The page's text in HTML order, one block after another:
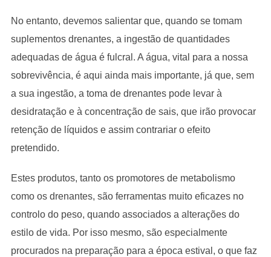
No entanto, devemos salientar que, quando se tomam
suplementos drenantes, a ingestão de quantidades
adequadas de água é fulcral. A água, vital para a nossa
sobrevivência, é aqui ainda mais importante, já que, sem
a sua ingestão, a toma de drenantes pode levar à
desidratação e à concentração de sais, que irão provocar
retenção de líquidos e assim contrariar o efeito
pretendido.
Estes produtos, tanto os promotores de metabolismo
como os drenantes, são ferramentas muito eficazes no
controlo do peso, quando associados a alterações do
estilo de vida. Por isso mesmo, são especialmente
procurados na preparação para a época estival, o que faz